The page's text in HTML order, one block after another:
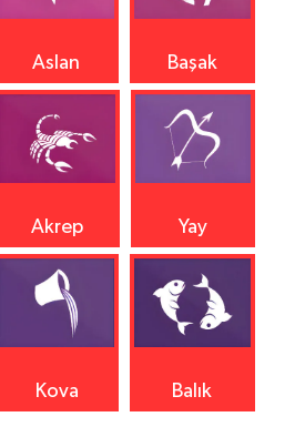
Aslan Başak
Akrep Yay
Kova Balık